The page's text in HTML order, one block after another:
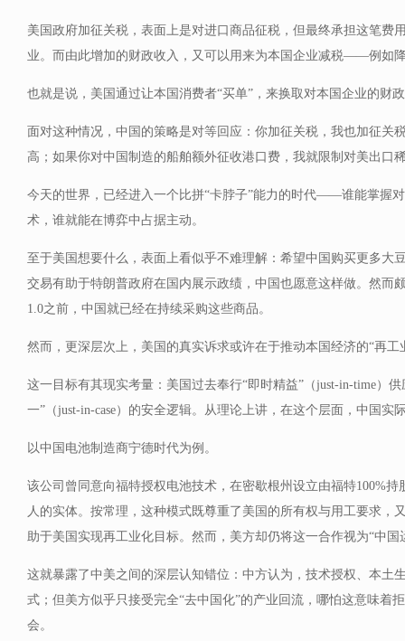
美国政府加征关税，表面上是对进口商品征税，但最终承担这笔费
业。而由此增加的财政收入，又可以用来为本国企业减税——例如
也就是说，美国通过让本国消费者“买单”，来换取对本国企业的财
面对这种情况，中国的策略是对等回应：你加征关税，我也加征关
高；如果你对中国制造的船舶额外征收港口费，我就限制对美出口
今天的世界，已经进入一个比拼“卡脖子”能力的时代——谁能掌握
术，谁就能在博弈中占据主动。
至于美国想要什么，表面上看似乎不难理解：希望中国购买更多大
交易有助于特朗普政府在国内展示政绩，中国也愿意这样做。然而
1.0之前，中国就已经在持续采购这些商品。
然而，更深层次上，美国的真实诉求或许在于推动本国经济的“再工
这一目标有其现实考量：美国过去奉行“即时精益”（just-in-time）
一”（just-in-case）的安全逻辑。从理论上讲，在这个层面，中国实
以中国电池制造商宁德时代为例。
该公司曾同意向福特授权电池技术，在密歇根州设立由福特100%
人的实体。按常理，这种模式既尊重了美国的所有权与用工要求，
助于美国实现再工业化目标。然而，美方却仍将这一合作视为“中
这就暴露了中美之间的深层认知错位：中方认为，技术授权、本土
式；但美方似乎只接受完全“去中国化”的产业回流，哪怕这意味着
会。